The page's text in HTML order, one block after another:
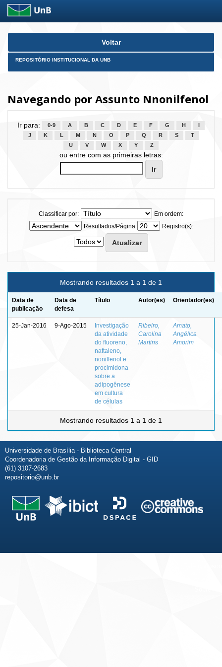
Skip
Voltar
REPOSITÓRIO INSTITUCIONAL DA UNB
Navegando por Assunto Nnonilfenol
Ir para: 0-9 A B C D E F G H
J
K L M N O P Q R S
T
U
V W X Y Z
ou entre com as primeiras letras:
Classificar por:
Em ordem:
Resultados/Página
Registro(s):
Mostrando resultados 1 a 1 de 1
Data de
publicação
Data de
defesa
Título Autor(es) Orientador(es)
25-Jan-2016 9-Ago-2015
Investigação
da atividade
do fluoreno,
naftaleno,
nonilfenol e
procimidona
sobre a
adipogênese
em cultura
de células
Ribeiro,
Carolina
Martins
Amato,
Angélica
Amorim
Mostrando resultados 1 a 1 de 1
Universidade de Brasília - Biblioteca Central
Coordenadoria de Gestão da Informação Digital - GID
(61) 3107-2683
repositorio@unb.br